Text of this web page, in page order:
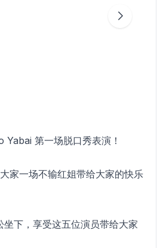
Yabai 第一场脱口秀表演！
家一场不输红姐带给大家的快乐
坐下，享受这五位演员带给大家